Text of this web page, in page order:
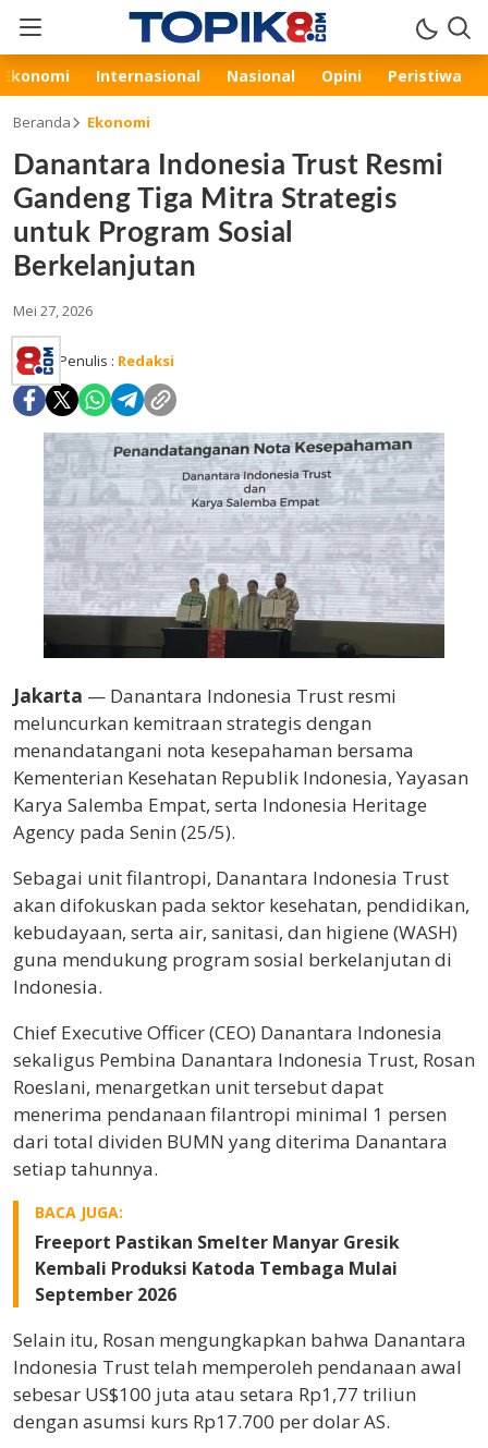
Ekonomi Internasional Nasional Opini Peristiwa
Beranda Ekonomi
Danantara Indonesia Trust Resmi
Gandeng Tiga Mitra Strategis
untuk Program Sosial
Berkelanjutan
Mei 27, 2026
Penulis : Redaksi
Jakarta — Danantara Indonesia Trust resmi
meluncurkan kemitraan strategis dengan
menandatangani nota kesepahaman bersama
Kementerian Kesehatan Republik Indonesia, Yayasan
Karya Salemba Empat, serta Indonesia Heritage
Agency pada Senin (25/5).
Sebagai unit filantropi, Danantara Indonesia Trust
akan difokuskan pada sektor kesehatan, pendidikan,
kebudayaan, serta air, sanitasi, dan higiene (WASH)
guna mendukung program sosial berkelanjutan di
Indonesia.
Chief Executive Officer (CEO) Danantara Indonesia
sekaligus Pembina Danantara Indonesia Trust, Rosan
Roeslani, menargetkan unit tersebut dapat
menerima pendanaan filantropi minimal 1 persen
dari total dividen BUMN yang diterima Danantara
setiap tahunnya.
BACA JUGA:
Freeport Pastikan Smelter Manyar Gresik
Kembali Produksi Katoda Tembaga Mulai
September 2026
Selain itu, Rosan mengungkapkan bahwa Danantara
Indonesia Trust telah memperoleh pendanaan awal
sebesar US$100 juta atau setara Rp1,77 triliun
dengan asumsi kurs Rp17.700 per dolar AS.